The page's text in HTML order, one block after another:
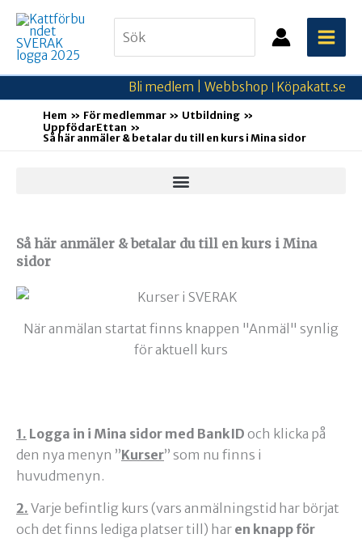
Hoppa
innehåll
for:
Bli medlem | Webbshop Köpakatt.se
Hem För medlemmar
Utbildning
UppfödarEttan
Så här anmäler & betalar du till en kurs i Mina sidor
Så här anmäler & betalar du till en kurs i Mina
sidor
När anmälan startat finns knappen "Anmäl" synlig
för aktuell kurs
1. Logga in i Mina sidor med BankID och klicka på
den nya menyn ”Kurser” som nu finns i
huvudmenyn.
2. Varje befintlig kurs (vars anmälningstid har börjat
och det finns lediga platser till) har en knapp för